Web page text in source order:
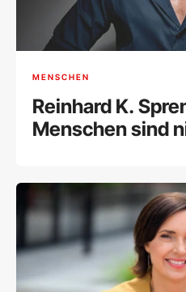
MENSCHEN
Reinhard K.
Menschen sind